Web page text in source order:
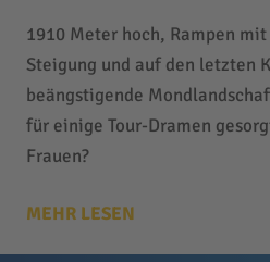
1910 Meter hoch, Rampen
Steigung und auf den letzten
beängstigende
für einige Tour-Dramen
Frauen?
MEHR LESEN